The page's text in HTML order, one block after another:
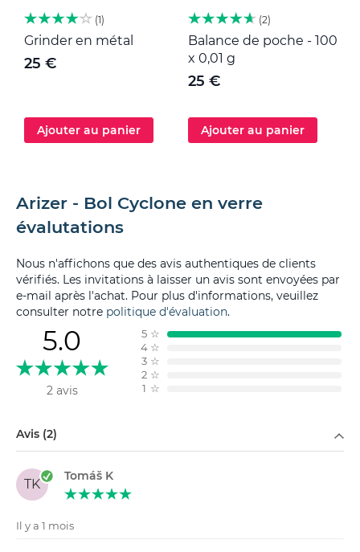
1
Grinder en métal
25 €
Ajouter au panier
2
Balance de poche - 100
x 0,01 g
25 €
Ajouter au panier
Arizer - Bol Cyclone en verre
évalutations
Nous n'affichons que des avis authentiques de clients
vérifiés. Les invitations à laisser un avis sont envoyées par
e-mail après l'achat. Pour plus d'informations, veuillez
consulter notre politique d'évaluation.
5.0
2 avis
5 ☆
4 ☆
3 ☆
2 ☆
1 ☆
Avis (2)
TK
Tomáš K
Il y a 1 mois